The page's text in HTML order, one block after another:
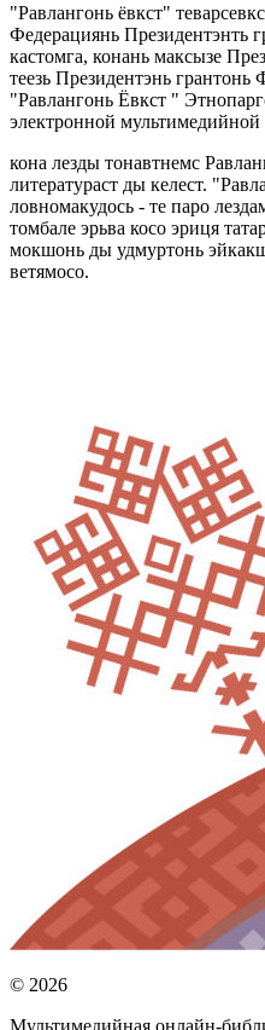
"Равлангонь ёвкст"
Федерациянь Президентэнть
кастомга, конань максызе
теезь Президентэнь грантонь
"Равлангонь Ёвкст "
электронной мультимедийной
кона лезды тонавтнемс
литератураст ды келест.
ловномакудось - те паро
томбале эрьва косо эриця
мокшонь ды удмуртонь
ветямосо.
© 2026
Мультимедийная онлайн-